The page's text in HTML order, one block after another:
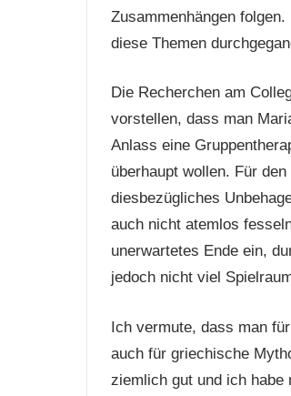
Zusammenhängen
diese Themen
Die Recherchen am
vorstellen, dass man
Anlass eine
überhaupt wollen. Für
diesbezügliches
auch nicht atemlos
unerwartetes Ende ein,
jedoch nicht viel
Ich vermute, dass man
auch für griechische
ziemlich gut und ich